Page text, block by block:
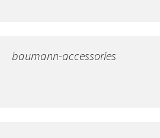
baumann-accessories